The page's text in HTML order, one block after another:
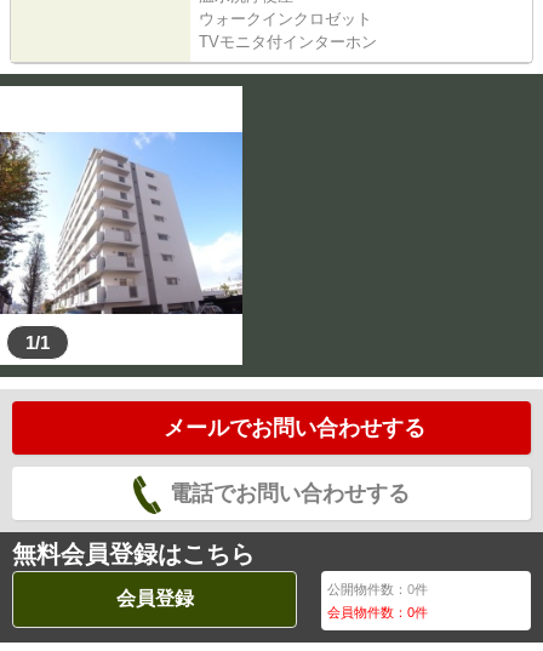
ウォークインクロゼット
TVモニタ付インターホン
1/1
メールでお問い合わせする
電話でお問い合わせする
無料会員登録はこちら
会員登録 公開物件数：0件
会員物件数：0件